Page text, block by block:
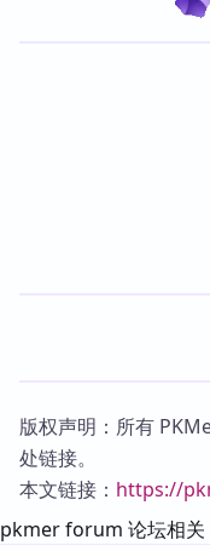
版权声明：所有
处链接。
本文链接： https://
pkmer forum 论坛相关